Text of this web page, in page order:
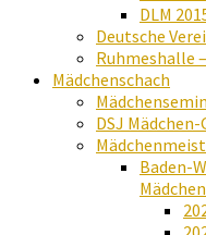
DLM
Deutsche
Ruhmeshalle
Mädchenschach
DSJ
Baden-